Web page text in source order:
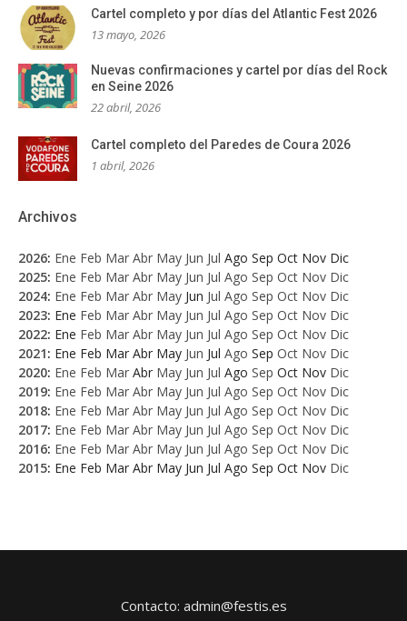
Cartel completo y por días del Atlantic Fest 2026
13 mayo, 2026
Nuevas confirmaciones y cartel por días del Rock
en Seine 2026
22 abril, 2026
Cartel completo del Paredes de Coura 2026
1 abril, 2026
Archivos
2026: Ene Feb Mar Abr May Jun Jul Ago Sep Oct Nov Dic
2025: Ene Feb Mar Abr May Jun Jul Ago Sep Oct Nov Dic
2024: Ene Feb Mar Abr May Jun Jul Ago Sep Oct Nov Dic
2023: Ene Feb Mar Abr May Jun Jul Ago Sep Oct Nov Dic
2022: Ene Feb Mar Abr May Jun Jul Ago Sep Oct Nov Dic
2021: Ene Feb Mar Abr May Jun Jul Ago Sep Oct Nov Dic
2020: Ene Feb Mar Abr May Jun Jul Ago Sep Oct Nov Dic
2019: Ene Feb Mar Abr May Jun Jul Ago Sep Oct Nov Dic
2018: Ene Feb Mar Abr May Jun Jul Ago Sep Oct Nov Dic
2017: Ene Feb Mar Abr May Jun Jul Ago Sep Oct Nov Dic
2016: Ene Feb Mar Abr May Jun Jul Ago Sep Oct Nov Dic
2015: Ene Feb Mar Abr May Jun Jul Ago Sep Oct Nov Dic
Contacto: admin@festis.es